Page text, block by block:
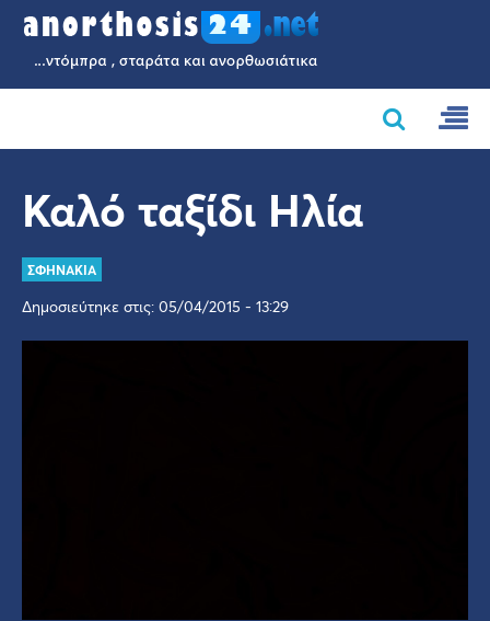
Καλό ταξίδι Ηλία
ΣΦΗΝΑΚΙΑ
Δημοσιεύτηκε στις: 05/04/2015 - 13:29